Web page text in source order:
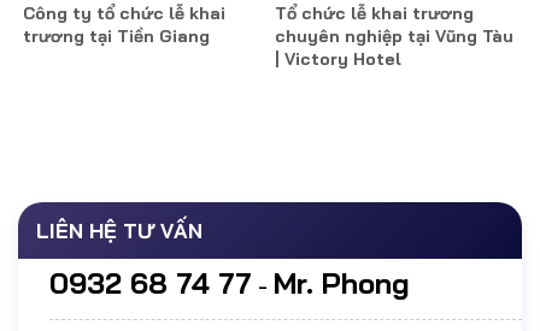
Công ty tổ chức lễ khai
trương tại Tiền Giang
Tổ chức lễ khai trương
chuyên nghiệp tại Vũng Tàu
| Victory Hotel
LIÊN HỆ TƯ VẤN
0932 68 74 77 - Mr. Phong